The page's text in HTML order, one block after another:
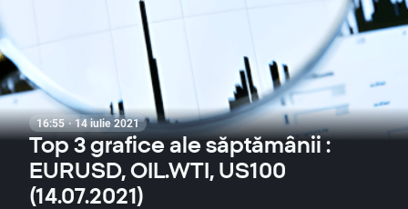
16:55 · 14 iulie 2021
Top 3 grafice ale săptămânii :
EURUSD, OIL.WTI, US100
(14.07.2021)